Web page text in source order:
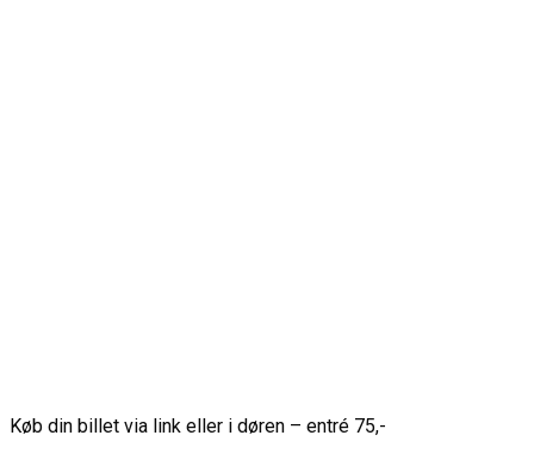
Køb din billet via link eller i døren – entré 75,-